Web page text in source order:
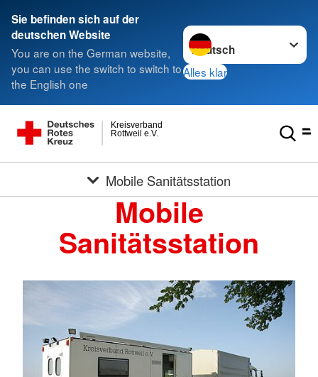
Sie befinden sich auf der
deutschen Website
You are on the German website,
you can use the switch to switch to
the English one
Sprache wechseln zu
Alles klar
Rottweil e.V.
Kreisverband
Mobile Sanitätsstation
Mobile
Sanitätsstation